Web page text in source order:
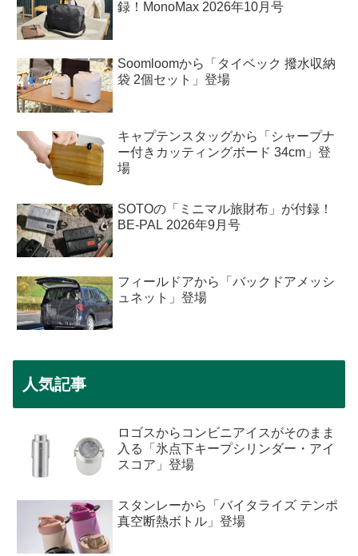
録！MonoMax 2026年10月号
Soomloomから「タイベック 撥水収納
袋 2個セット」登場
キャプテンスタッグから「シャープナ
ー付きカッティングボード 34cm」登
場
SOTOの「ミニマル旅財布」が付録！
BE-PAL 2026年9月号
フィールドアから「バックドアメッシ
ュネット」登場
人気記事
ロゴスからコンビニアイスがそのまま
入る「氷点下キープシリンダー・アイ
スコア」登場
スタンレーから「バイタライズ テンポ
真空断熱ボトル」登場